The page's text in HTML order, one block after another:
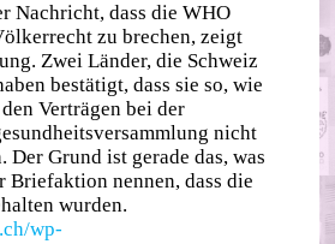
Nachricht, dass die WHO
zu brechen, zeigt
Zwei Länder, die Schweiz
bestätigt, dass sie so, wie
Verträgen bei der
nicht
Der Grund ist gerade das, was
Briefaktion nennen, dass die
wurden.
wp-